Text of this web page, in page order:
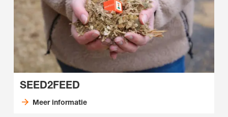
SEED2FEED
Meer informatie